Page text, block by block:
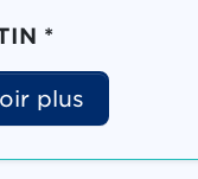
*
plus